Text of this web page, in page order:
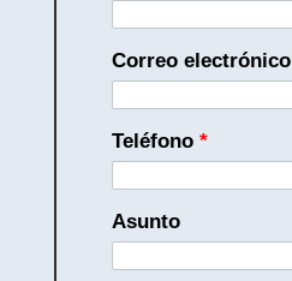
Correo electrónico
Teléfono *
Asunto